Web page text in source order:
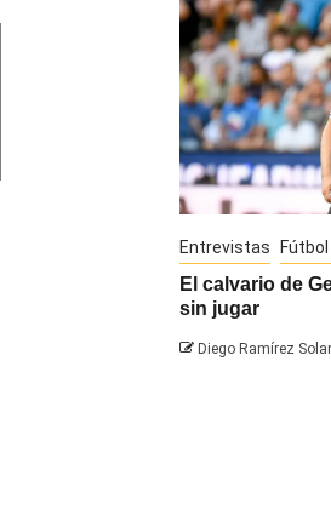
Entrevistas
El calvario de
sin jugar
Diego Ramírez